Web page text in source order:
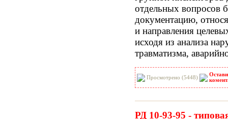
отдельных вопросов
документацию,
и направления
исходя из анализа
травматизма,
Просмотрено (5448)
РД 10-93-95 -